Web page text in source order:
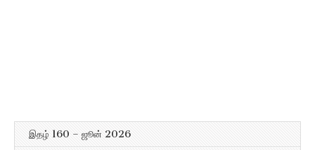
இதழ் 160 – ஜூன் 2026